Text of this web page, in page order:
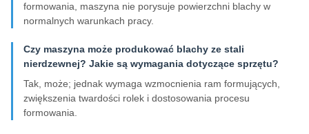
formowania, maszyna nie porysuje powierzchni blachy w
normalnych warunkach pracy.
Czy maszyna może produkować blachy ze stali
nierdzewnej? Jakie są wymagania dotyczące sprzętu?
Tak, może; jednak wymaga wzmocnienia ram formujących,
zwiększenia twardości rolek i dostosowania procesu
formowania.